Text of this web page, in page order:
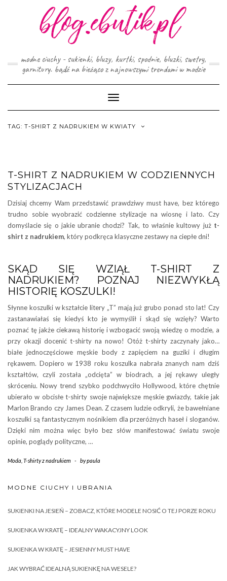
modne ciuchy - sukienki, bluzy, kurtki, spodnie, bluzki, swetry,
garnitury. bądź na bieżąco z najnowszymi trendami w modzie
Toggle
Navigation
TAG: T-SHIRT Z NADRUKIEM W KWIATY
T-SHIRT Z NADRUKIEM W CODZIENNYCH
STYLIZACJACH
Dzisiaj chcemy Wam przedstawić prawdziwy must have, bez którego
trudno sobie wyobrazić codzienne stylizacje na wiosnę i lato. Czy
domyślacie się o jakie ubranie chodzi? Tak, to właśnie kultowy już t-
shirt z nadrukiem, który podkręca klasyczne zestawy na ciepłe dni!
SKĄD SIĘ WZIĄŁ T-SHIRT Z
NADRUKIEM? POZNAJ NIEZWYKŁĄ
HISTORIĘ KOSZULKI!
Słynne koszulki w kształcie litery „T” mają już grubo ponad sto lat! Czy
zastanawiałaś się kiedyś kto je wymyślił i skąd się wzięły? Warto
poznać tę jakże ciekawą historię i wzbogacić swoją wiedzę o modzie, a
przy okazji docenić t-shirty na nowo! Otóż t-shirty zaczynały jako…
białe jednoczęściowe męskie body z zapięciem na guziki i długim
rękawem. Dopiero w 1938 roku koszulka nabrała znanych nam dziś
kształtów, czyli została „odcięta” w biodrach, a jej rękawy uległy
skróceniu. Nowy trend szybko podchwyciło Hollywood, które chętnie
ubierało w obcisłe t-shirty swoje największe męskie gwiazdy, takie jak
Marlon Brando czy James Dean. Z czasem ludzie odkryli, że bawełniane
koszulki są fantastycznym nośnikiem dla przeróżnych haseł i sloganów.
Dzięki nim można więc było bez słów manifestować światu swoje
opinie, poglądy polityczne, …
Moda T-shirty z nadrukiem - bypaula
MODNE CIUCHY I UBRANIA
SUKIENKI NA JESIEŃ – ZOBACZ, KTÓRE MODELE NOSIĆ O TEJ PORZE ROKU
SUKIENKA W KRATĘ – IDEALNY WAKACYJNY LOOK
SUKIENKA W KRATĘ – JESIENNY MUST HAVE
JAK WYBRAĆ IDEALNĄ SUKIENKĘ NA WESELE?